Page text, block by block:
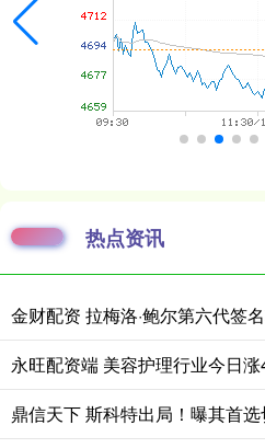
热点资讯